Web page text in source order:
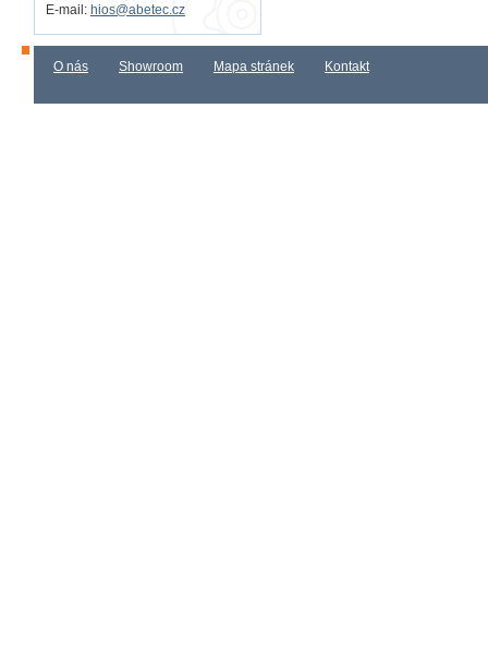
E-mail: hios@abetec.cz
O nás Showroom Mapa stránek Kontakt